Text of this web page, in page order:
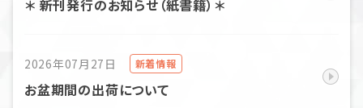
＊ 新刊発行のお知らせ（紙書籍）＊
2026年07月27日 新着情報
お盆期間の出荷について